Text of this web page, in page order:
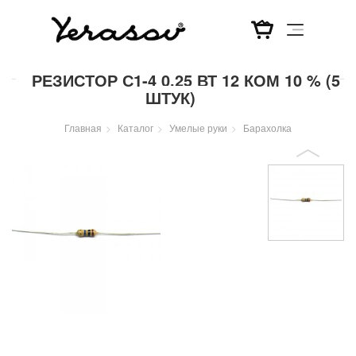
РЕЗИСТОР С1-4 0,25 ВТ 12 КОМ 10 % (5
ШТУК)
Главная Каталог Умелые руки Барахолка